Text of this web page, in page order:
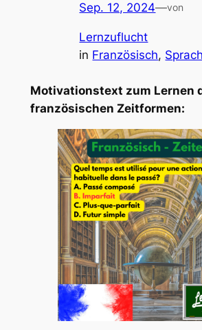
Sep. 12, 2024—von
Lernzuflucht
in Französisch,
Motivationstext zum Lernen
französischen Zeitformen: